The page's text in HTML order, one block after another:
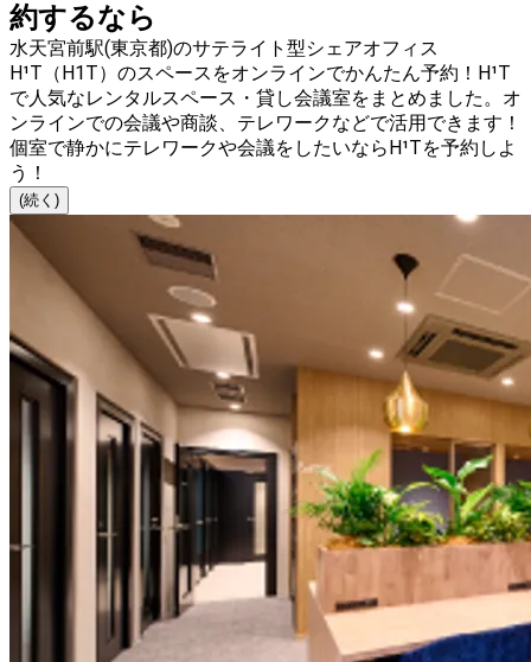
約するなら
水天宮前駅(東京都)のサテライト型シェアオフィス
H¹T（H1T）のスペースをオンラインでかんたん予約！H¹T
で人気なレンタルスペース・貸し会議室をまとめました。オ
ンラインでの会議や商談、テレワークなどで活用できます！
個室で静かにテレワークや会議をしたいならH¹Tを予約しよ
う！
(続く)